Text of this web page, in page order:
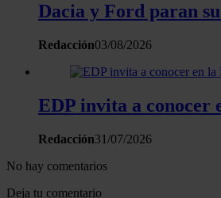
Dacia y Ford paran
Redacción03/08/2026
EDP invita a conocer
Redacción31/07/2026
No hay comentarios
Deja tu comentario